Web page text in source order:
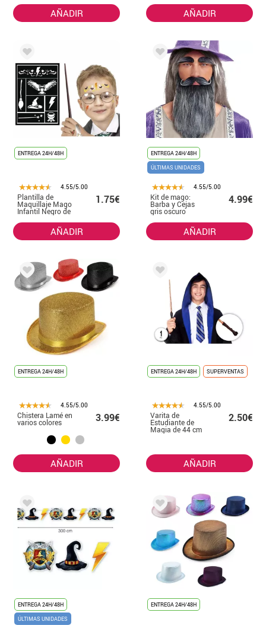
AÑADIR AÑADIR
ENTREGA 24H/48H
4.55/5.00
Plantilla de
Maquillaje Mago
Infantil Negro de
1.75€
AÑADIR
ENTREGA 24H/48H
ÚLTIMAS UNIDADES
4.55/5.00
Kit de mago:
Barba y Cejas
gris oscuro
4.99€
AÑADIR
ENTREGA 24H/48H
4.55/5.00
Chistera Lamé en
varios colores 3.99€
AÑADIR
ENTREGA 24H/48H SUPERVENTAS
4.55/5.00
Varita de
Estudiante de
Magia de 44 cm
2.50€
AÑADIR
ENTREGA 24H/48H
ÚLTIMAS UNIDADES
ENTREGA 24H/48H